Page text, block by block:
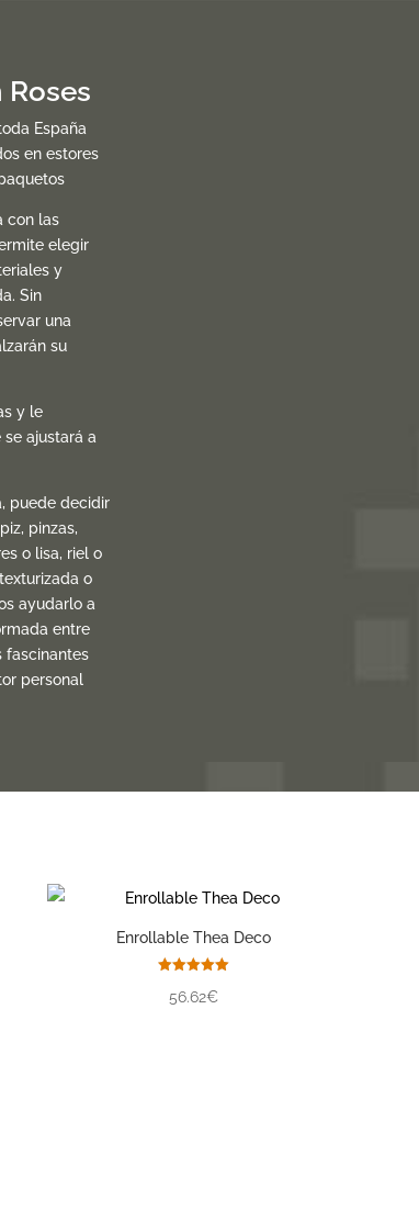
Roses
España
en estores
con las
elegir
y
Sin
una
su
y le
ajustará a
puede decidir
pinzas,
o lisa, riel o
o
ayudarlo a
entre
fascinantes
personal
Enrollable Thea Deco
con
56.62€